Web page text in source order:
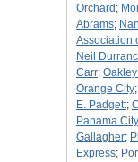
Orchard ;
Abrams;
Association
Neil
Carr;
Orange City;
E. Padgett;
Panama City
Gallagher;
Express;